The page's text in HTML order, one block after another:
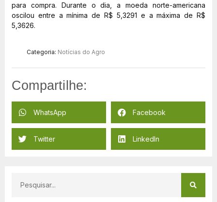
para compra. Durante o dia, a moeda norte-americana
oscilou entre a mínima de R$ 5,3291 e a máxima de R$
5,3626.
Categoria: Notícias do Agro
Compartilhe:
WhatsApp Facebook
Twitter LinkedIn